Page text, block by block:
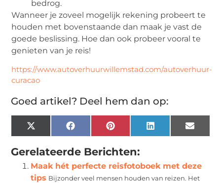
bedrog.
Wanneer je zoveel mogelijk rekening probeert te
houden met bovenstaande dan maak je vast de
goede beslissing. Hoe dan ook probeer vooral te
genieten van je reis!
https://www.autoverhuurwillemstad.com/autoverhuur-
curacao
Goed artikel? Deel hem dan op:
X
(Twitter)
FacebookPinterest LinkedIn Email
Gerelateerde Berichten:
Maak hét perfecte reisfotoboek met deze
tips Bijzonder veel mensen houden van reizen. Het